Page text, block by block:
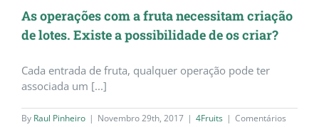
toda
a
fruta
ficha
de
O
As operações com a fruta necessitam criação
de lotes. Existe a possibilidade de os criar?
Cada entrada de fruta, qualquer operação pode ter
associada um [...]
By Raul Pinheiro | Novembro 29th, 2017 | 4Fruits | Comentários